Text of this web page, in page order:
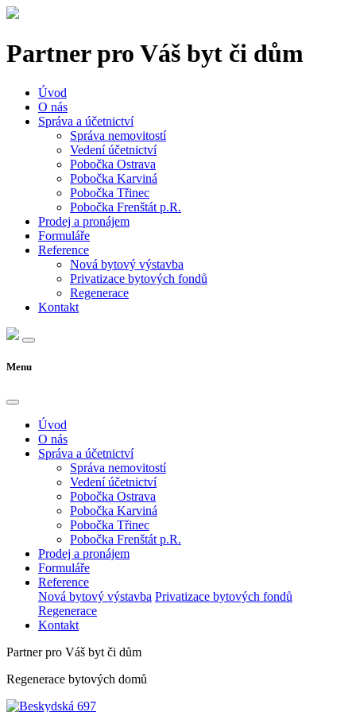
Partner pro Váš byt či dům
Úvod
O nás
Správa a účetnictví
Správa nemovitostí
Vedení účetnictví
Pobočka Ostrava
Pobočka Karviná
Pobočka Třinec
Pobočka Frenštát p.R.
Prodej a pronájem
Formuláře
Reference
Nová bytový výstavba
Privatizace bytových fondů
Regenerace
Kontakt
Menu
Úvod
O nás
Správa a účetnictví
Správa nemovitostí
Vedení účetnictví
Pobočka Ostrava
Pobočka Karviná
Pobočka Třinec
Pobočka Frenštát p.R.
Prodej a pronájem
Formuláře
Reference
Nová bytový výstavba Privatizace bytových fondů
Regenerace
Kontakt
Partner pro Váš byt či dům
Regenerace bytových domů